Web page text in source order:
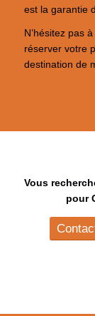
est la garantie
N’hésitez pas
réserver votre
destination de
Vous
pour